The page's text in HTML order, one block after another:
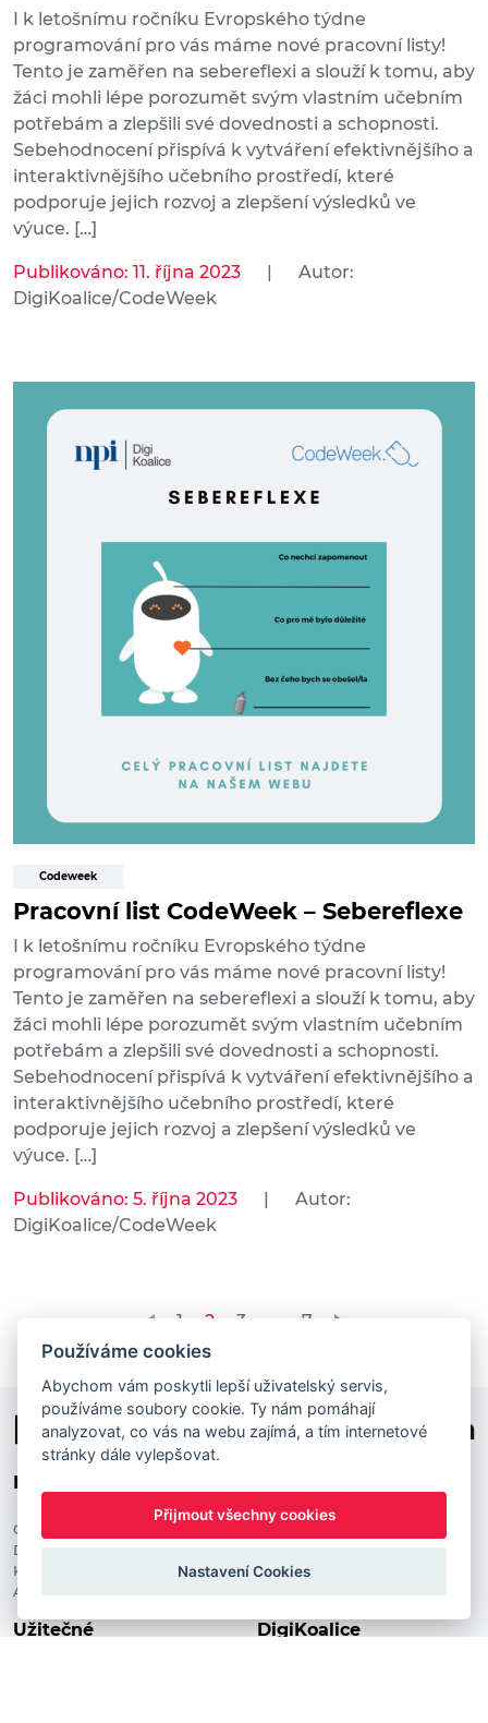
I k letošnímu ročníku Evropského týdne
programování pro vás máme nové pracovní listy!
Tento je zaměřen na sebereflexi a slouží k tomu, aby
žáci mohli lépe porozumět svým vlastním učebním
potřebám a zlepšili své dovednosti a schopnosti.
Sebehodnocení přispívá k vytváření efektivnějšího a
interaktivnějšího učebního prostředí, které
podporuje jejich rozvoj a zlepšení výsledků ve
výuce. […]
Publikováno: 11. října 2023
Autor:
DigiKoalice/CodeWeek
Codeweek
Pracovní list CodeWeek – Sebereflexe
I k letošnímu ročníku Evropského týdne
programování pro vás máme nové pracovní listy!
Tento je zaměřen na sebereflexi a slouží k tomu, aby
žáci mohli lépe porozumět svým vlastním učebním
potřebám a zlepšili své dovednosti a schopnosti.
Sebehodnocení přispívá k vytváření efektivnějšího a
interaktivnějšího učebního prostředí, které
podporuje jejich rozvoj a zlepšení výsledků ve
výuce. […]
Publikováno: 5. října 2023
Autor:
DigiKoalice/CodeWeek
Stránkování
1 2 3 7
Naše aktivity
CodeWeek
DigiEduHack
Katalog kyberprevence
All digital weeks
O nás
Kurzy
Užitečné DigiKoalice
Používáme cookies
Abychom vám poskytli lepší uživatelský servis,
používáme soubory cookie. Ty nám pomáhají
analyzovat, co vás na webu zajímá, a tím internetové
stránky dále vylepšovat.
Přijmout všechny cookies
Nastavení Cookies